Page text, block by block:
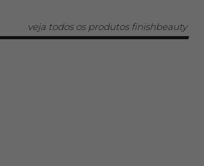
veja todos os produtos finishbeauty